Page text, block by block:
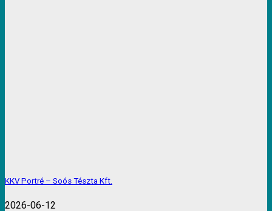
KKV Portré – Soós Tészta Kft.
2026-06-12